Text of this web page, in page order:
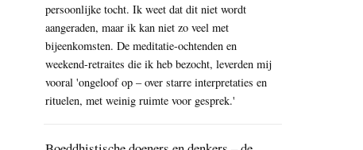
persoonlijke tocht. Ik weet dat dit niet wordt
aangeraden, maar ik kan niet zo veel met
bijeenkomsten. De meditatie-ochtenden en
weekend-retraites die ik heb bezocht, leverden mij
vooral 'ongeloof op – over starre interpretaties en
rituelen, met weinig ruimte voor gesprek.'